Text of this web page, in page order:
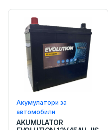
Акумулатори за
автомобили
AKUMULATOR